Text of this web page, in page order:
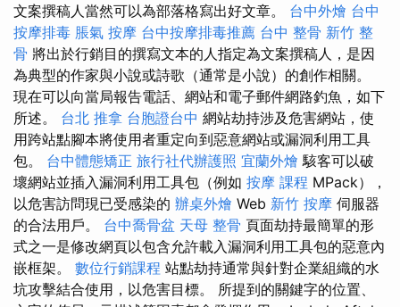
文案撰稿人當然可以為部落格寫出好文章。 台中外燴 台中
按摩排毒 脹氣 按摩 台中按摩排毒推薦 台中 整骨 新竹 整
骨 將出於行銷目的撰寫文本的人指定為文案撰稿人，是因
為典型的作家與小說或詩歌（通常是小說）的創作相關。
現在可以向當局報告電話、網站和電子郵件網路釣魚，如下
所述。 台北 推拿 台胞證台中 網站劫持涉及危害網站，使
用跨站點腳本將使用者重定向到惡意網站或漏洞利用工具
包。 台中體態矯正 旅行社代辦護照 宜蘭外燴 駭客可以破
壞網站並插入漏洞利用工具包（例如 按摩 課程 MPack），
以危害訪問現已受感染的 辦桌外燴 Web 新竹 按摩 伺服器
的合法用戶。 台中喬骨盆 天母 整骨 頁面劫持最簡單的形
式之一是修改網頁以包含允許載入漏洞利用工具包的惡意內
嵌框架。 數位行銷課程 站點劫持通常與針對企業組織的水
坑攻擊結合使用，以危害目標。 所提到的關鍵字的位置、